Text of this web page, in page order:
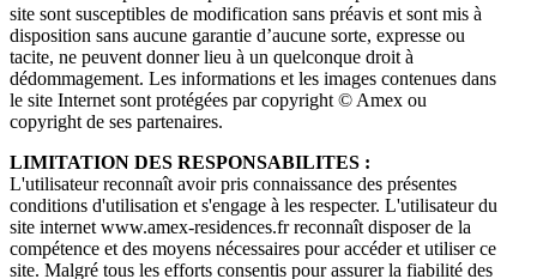
site sont susceptibles de modification sans préavis et sont mis à
disposition sans aucune garantie d’aucune sorte, expresse ou
tacite, ne peuvent donner lieu à un quelconque droit à
dédommagement. Les informations et les images contenues dans
le site Internet sont protégées par copyright © Amex ou
copyright de ses partenaires.
LIMITATION DES RESPONSABILITES :
L'utilisateur reconnaît avoir pris connaissance des présentes
conditions d'utilisation et s'engage à les respecter. L'utilisateur du
site internet www.amex-residences.fr reconnaît disposer de la
compétence et des moyens nécessaires pour accéder et utiliser ce
site. Malgré tous les efforts consentis pour assurer la fiabilité des